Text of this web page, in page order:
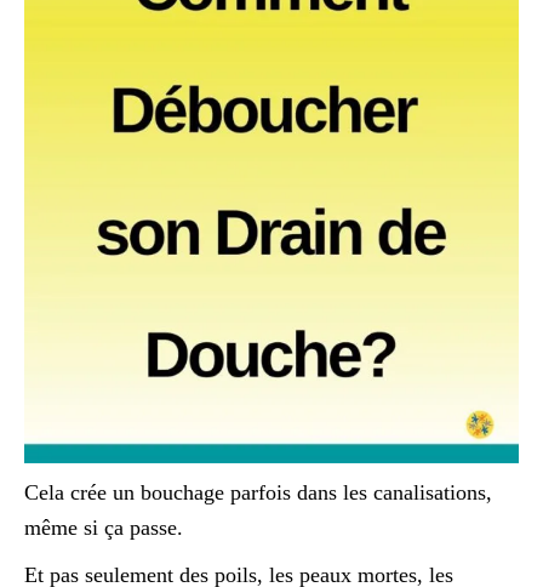
Cela crée un bouchage parfois dans les canalisations,
même si ça passe.
Et pas seulement des poils, les peaux mortes, les